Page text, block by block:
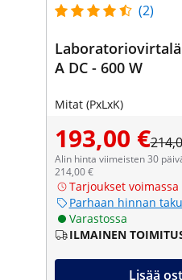
(2)
A DC - 600 W
Mitat (PxLxK)
193,00 €
Alin hinta viimeisten 30
214,00 €
Tarjoukset
Parhaan hinnan
Varastossa
ILMAINEN
Lisää